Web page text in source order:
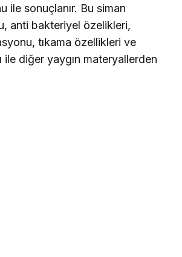
ile sonuçlanır. Bu siman
anti bakteriyel özelikleri,
tıkama özellikleri ve
ile diğer yaygın materyallerden